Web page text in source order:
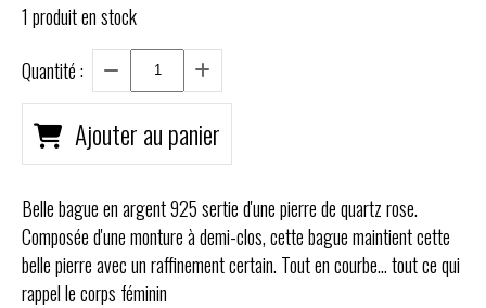
1 produit en stock
Quantité :
Ajouter au panier
Belle bague en argent 925 sertie d'une pierre de quartz rose.
Composée d'une monture à demi-clos, cette bague maintient cette
belle pierre avec un raffinement certain. Tout en courbe... tout ce qui
rappel le corps féminin